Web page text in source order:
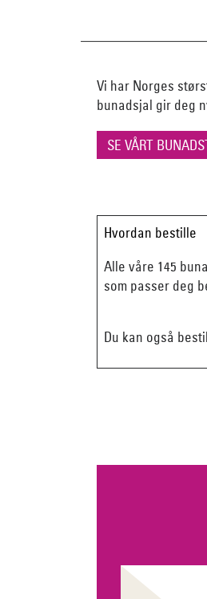
Vi har Norges
bunadsjal gir deg
SE VÅRT
Hvordan bestille
Alle våre 145
som passer deg
Du kan også